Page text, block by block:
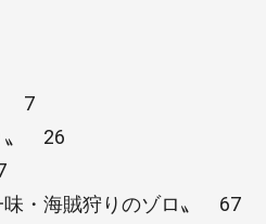
7
〟 26
・海賊狩りのゾロ〟 67